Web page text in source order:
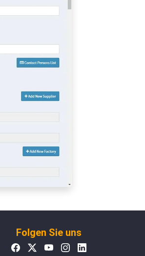
Folgen Sie uns